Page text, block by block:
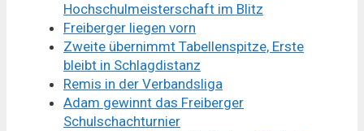
Hochschulmeisterschaft im Blitz
Freiberger liegen vorn
Zweite übernimmt Tabellenspitze, Erste
bleibt in Schlagdistanz
Remis in der Verbandsliga
Adam gewinnt das Freiberger
Schulschachturnier